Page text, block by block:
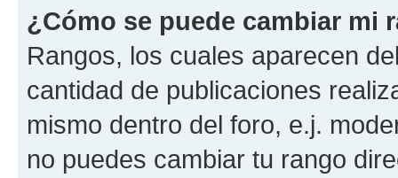
¿Cómo se puede cambiar mi
Rangos, los cuales aparecen
cantidad de publicaciones
mismo dentro del foro, e.j.
no puedes cambiar tu rango